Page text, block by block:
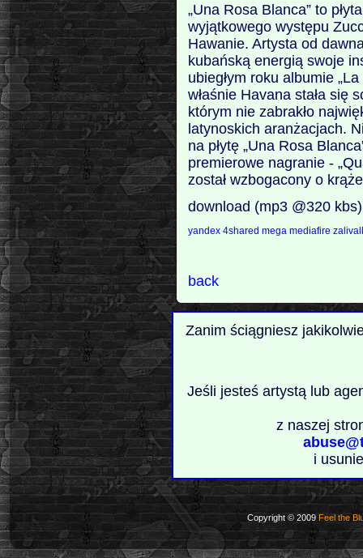
„Una Rosa Blanca” to
wyjątkowego występu
Hawanie. Artysta od
kubańską energią swoje
ubiegłym roku albumie
właśnie Havana stała się
którym nie zabrakło
latynoskich aranżacjach.
na płytę „Una Rosa
premierowe nagranie -
został wzbogacony o
download (mp3 @320
yandex4sharedmegamediafire
back
Zanim ściągniesz
Jeśli jesteś artystą lub
z naszej
i
Copyright © 2009 Feel the